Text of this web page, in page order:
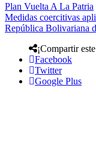
Plan Vuelta A La Patria
Medidas coercitivas
República Bolivariana
¡Compartir
Facebook
Twitter
Google Plus